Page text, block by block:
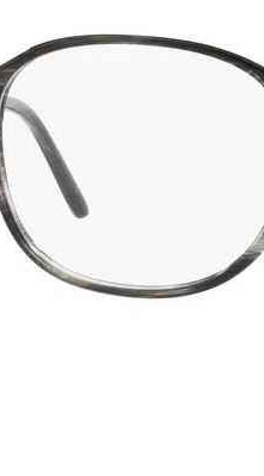
Virtual
Armani se destaca por sua
designs essenciais, icônicos e
elegância atemporal. As
na Itália com materiais
elegantes. Linhas clean,
a detalhes são os
armações da Giorgio Armani.
e formatos universais para